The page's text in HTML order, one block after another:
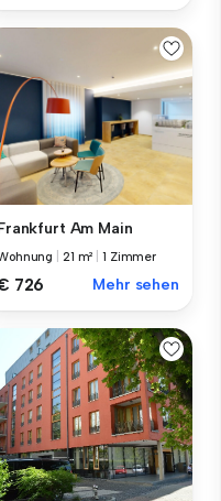
Am Main
21 m² |1 Zimmer
726 Mehr sehen